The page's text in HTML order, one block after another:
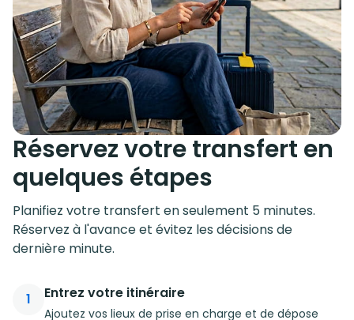
Réservez votre transfert en
quelques étapes
Planifiez votre transfert en seulement 5 minutes.
Réservez à l'avance et évitez les décisions de
dernière minute.
1 Entrez votre itinéraire
Ajoutez vos lieux de prise en charge et de dépose